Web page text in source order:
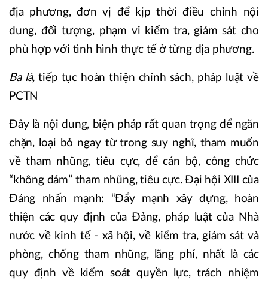
địa phương, đơn vị để kịp thời điều chỉnh nội
dung, đối tượng, phạm vi kiểm tra, giám sát cho
phù hợp với tình hình thực tế ở từng địa phương.
Ba là,tiếp tục hoàn thiện chính sách, pháp luật về
PCTN
Đây là nội dung, biện pháp rất quan trọng để ngăn
chặn, loại bỏ ngay từ trong suy nghĩ, tham muốn
về tham nhũng, tiêu cực, để cán bộ, công chức
“không dám” tham nhũng, tiêu cực. Đại hội XIII của
Đảng nhấn mạnh: “Đẩy mạnh xây dựng, hoàn
thiện các quy định của Đảng, pháp luật của Nhà
nước về kinh tế - xã hội, về kiểm tra, giám sát và
phòng, chống tham nhũng, lãng phí, nhất là các
quy định về kiểm soát quyền lực, trách nhiệm